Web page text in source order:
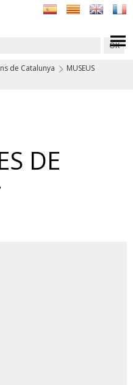
de Catalunya
MUSEUS
DE